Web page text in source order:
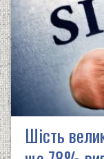
Шість